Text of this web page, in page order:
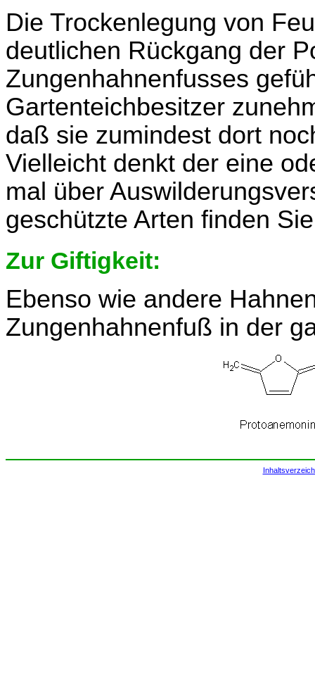
Die Trockenlegung von
deutlichen Rückgang der
Zungenhahnenfusses
Gartenteichbesitzer
daß sie zumindest dort
Vielleicht denkt der eine
mal über
geschützte Arten finden
Zur Giftigkeit:
Ebenso wie andere
Zungenhahnenfuß in der